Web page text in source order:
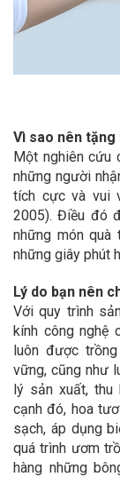
Vì sao nên
Một nghiên cứu
những người
tích cực và vui
2005). Điều đó
những món
những giây phút
Lý do bạn nên
Với quy trình
kính công nghệ
luôn được
vững, cũng như
lý sản xuất, thu
cạnh đó, hoa
sạch, áp dụng
quá trình ươm
hàng những